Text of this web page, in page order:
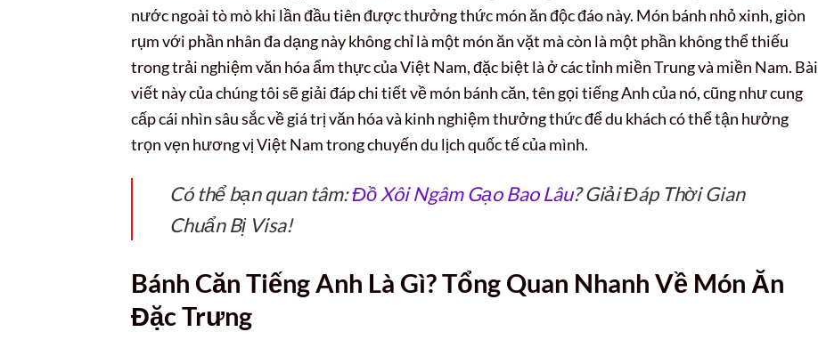
nước ngoài tò mò khi lần đầu tiên được thưởng thức món ăn độc đáo này. Món bánh nhỏ xinh, giòn
rụm với phần nhân đa dạng này không chỉ là một món ăn vặt mà còn là một phần không thể thiếu
trong trải nghiệm văn hóa ẩm thực của Việt Nam, đặc biệt là ở các tỉnh miền Trung và miền Nam. Bài
viết này của chúng tôi sẽ giải đáp chi tiết về món bánh căn, tên gọi tiếng Anh của nó, cũng như cung
cấp cái nhìn sâu sắc về giá trị văn hóa và kinh nghiệm thưởng thức để du khách có thể tận hưởng
trọn vẹn hương vị Việt Nam trong chuyến du lịch quốc tế của mình.
Có thể bạn quan tâm:Đồ Xôi Ngâm Gạo Bao Lâu? Giải Đáp Thời Gian
Chuẩn Bị Visa!
Bánh Căn Tiếng Anh Là Gì? Tổng Quan Nhanh Về Món Ăn
Đặc Trưng